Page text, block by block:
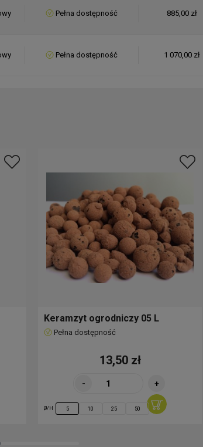
Pełna dostępność 885,00 zł
Pełna dostępność 1 070,00 zł
Keramzyt ogrodniczy 05 L
Pełna dostępność
13,50 zł
- +
Ø/H 5 10 25 50